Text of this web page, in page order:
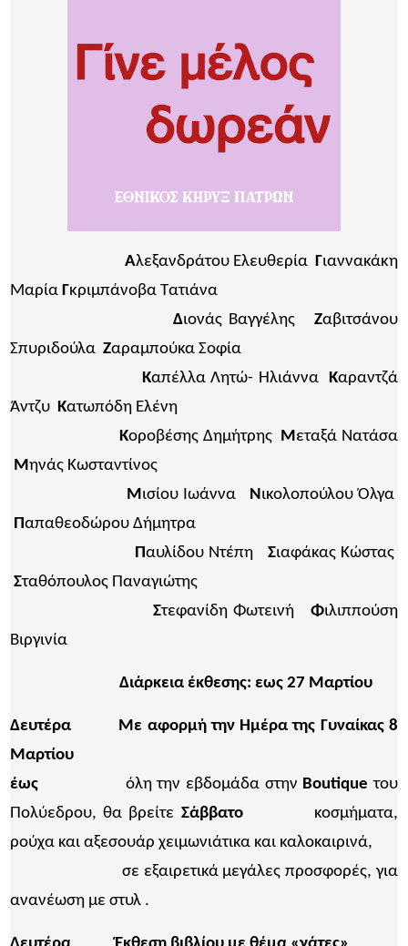
Αλεξανδράτου Ελευθερία Γιαννακάκη
ΜαρίαΓκριμπάνοβα Τατιάνα
Διονάς Βαγγέλης Ζαβιτσάνου
ΣπυριδούλαΖαραμπούκα Σοφία
Καπέλλα Λητώ- Ηλιάννα Καραντζά
ΆντζυΚατωπόδη Ελένη
Κοροβέσης Δημήτρης Μεταξά Νατάσα
Μηνάς Κωσταντίνος
Μισίου Ιωάννα Νικολοπούλου Όλγα
Παπαθεοδώρου Δήμητρα
Παυλίδου Ντέπη Σιαφάκας Κώστας
Σταθόπουλος Παναγιώτης
Στεφανίδη Φωτεινή Φιλιππούση
Βιργινία
Διάρκεια έκθεσης: εως 27 Μαρτίου
Δευτέρα Με αφορμή την Ημέρα της Γυναίκας 8
Μαρτίου
έως
όλη την εβδομάδα στην Βoutique του
Πολύεδρου, θα βρείτε Σάββατο
κοσμήματα,
ρούχα και αξεσουάρ χειμωνιάτικα και καλοκαιρινά,
σε εξαιρετικά μεγάλες προσφορές, για
ανανέωση με στυλ .